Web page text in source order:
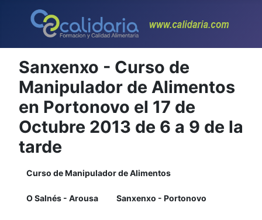
Sanxenxo - Curso de
Manipulador de Alimentos
en Portonovo el 17 de
Octubre 2013 de 6 a 9 de la
tarde
Curso de Manipulador de Alimentos
O Salnés - Arousa Sanxenxo - Portonovo